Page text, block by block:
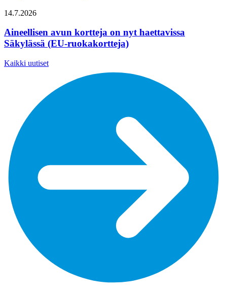
14.7.2026
Aineellisen avun kortteja on nyt haettavissa
Säkylässä (EU-ruokakortteja)
Kaikki uutiset